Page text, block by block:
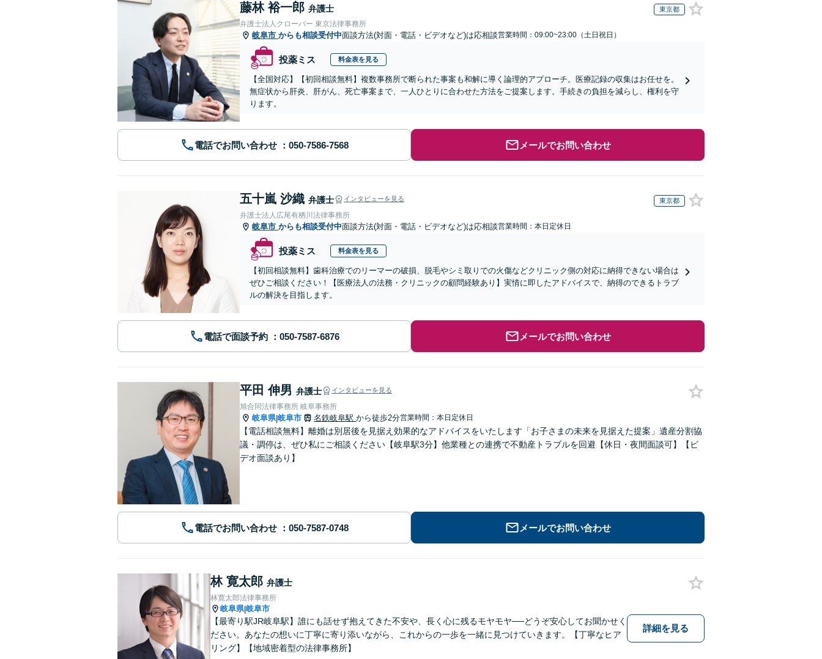
藤林 裕一郎 弁護士 東京都
弁護士法人クローバー 東京法律事務所
岐阜市 からも相談受付中面談方法(対面・電話・ビデオなど)は応相談営業時間：09:00~23:00（土日祝日）
投薬ミス 料金表を見る
【全国対応】【初回相談無料】複数事務所で断られた事案も和解に導く論理的アプローチ。医療記録の収集はお任せを。
無症状から肝炎、肝がん、死亡事案まで、一人ひとりに合わせた方法をご提案します。手続きの負担を減らし、権利を守
ります。
電話でお問い合わせ メールでお問い合わせ
五十嵐 沙織 弁護士 インタビューを見る 東京都
弁護士法人広尾有栖川法律事務所
岐阜市 からも相談受付中面談方法(対面・電話・ビデオなど)は応相談営業時間：本日定休日
投薬ミス 料金表を見る
【初回相談無料】歯科治療でのリーマーの破損、脱毛やシミ取りでの火傷などクリニック側の対応に納得できない場合は
ぜひご相談ください！【医療法人の法務・クリニックの顧問経験あり】実情に即したアドバイスで、納得のできるトラブ
ルの解決を目指します。
電話で面談予約 メールでお問い合わせ
平田 伸男 弁護士 インタビューを見る
旭合同法律事務所 岐阜事務所
岐阜県|岐阜市 名鉄岐阜駅 から徒歩2分営業時間：本日定休日
【電話相談無料】離婚は別居後を見据え効果的なアドバイスをいたします「お子さまの未来を見据えた提案」遺産分割協
議・調停は、ぜひ私にご相談ください【岐阜駅3分】他業種との連携で不動産トラブルを回避【休日・夜間面談可】【ビ
デオ面談あり】
電話でお問い合わせ メールでお問い合わせ
林 寛太郎 弁護士
林寛太郎法律事務所
岐阜県|岐阜市
【最寄り駅JR岐阜駅】誰にも話せず抱えてきた不安や、長く心に残るモヤモヤ──どうぞ安心してお聞かせく
ださい。あなたの想いに丁寧に寄り添いながら、これからの一歩を一緒に見つけていきます。【丁寧なヒア
リング】【地域密着型の法律事務所】
詳細を見る